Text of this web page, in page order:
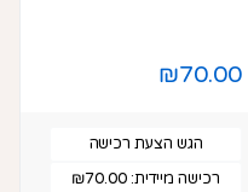
₪70.00
הגש הצעת רכישה
רכישה מיידית:₪70.00